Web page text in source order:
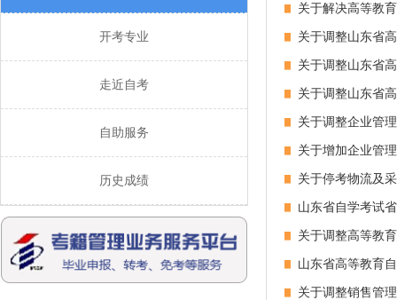
开考专业
走近自考
自助服务
历史成绩
关于解决高等教
关于调整山东省
关于调整山东省
关于调整山东省
关于调整企业管
关于增加企业管
关于停考物流及
山东省自学考试
关于调整高等教
山东省高等教育
关于调整销售管